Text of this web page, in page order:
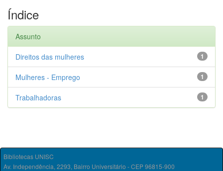
Índice
Assunto
1
Direitos das mulheres
1
Mulheres - Emprego
1
Trabalhadoras
Bibliotecas UNISC
Av. Independência, 2293, Bairro Universitário - CEP 96815-900